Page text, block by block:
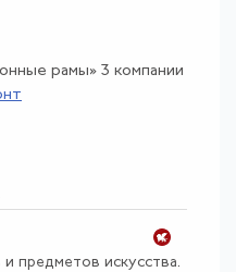
рамы» 3 компании
предметов искусства.